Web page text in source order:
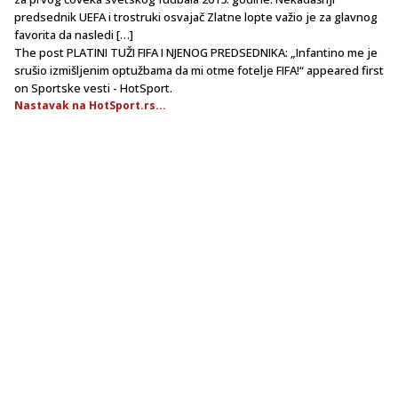
predsednik UEFA i trostruki osvajač Zlatne lopte važio je za glavnog
favorita da nasledi […]
The post PLATINI TUŽI FIFA I NJENOG PREDSEDNIKA: „Infantino me je
srušio izmišljenim optužbama da mi otme fotelje FIFA!“ appeared first
on Sportske vesti - HotSport.
Nastavak na HotSport.rs...